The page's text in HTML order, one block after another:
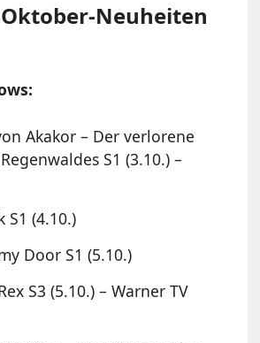
Neuheiten
Akakor – Der verlorene
S1 (3.10.) –
S1 (4.10.)
Door S1 (5.10.)
S3 (5.10.) – Warner TV